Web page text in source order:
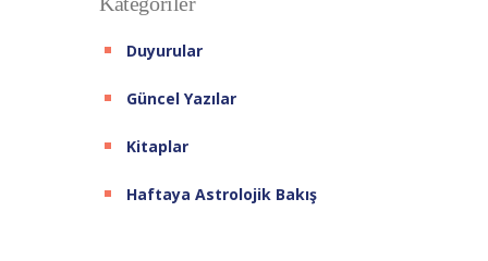
Duyurular
Güncel Yazılar
Kitaplar
Haftaya Astrolojik Bakış